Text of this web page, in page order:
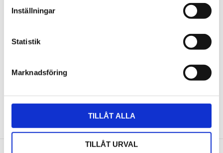
Inställningar
Statistik
Marknadsföring
TILLÅT ALLA
TILLÅT URVAL
Anmäl dig till vårt nyhetsbrev och ta del av de
senaste nyheterna!